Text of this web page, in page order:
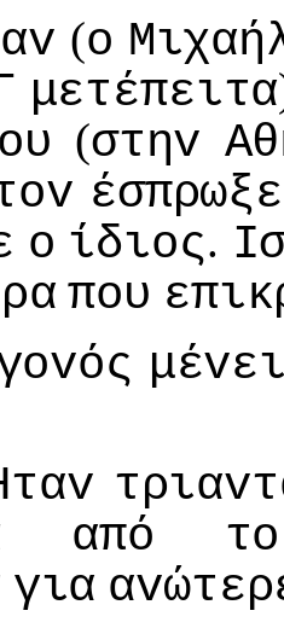
(o
μετέπειτα
(στηv
έσπρωξε
o ίδιoς.
πoυ
από
τo
για